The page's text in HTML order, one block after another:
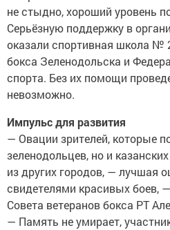
не стыдно, хороший уровень
Серьёзную поддержку в
оказали спортивная школа №
бокса Зеленодольска и
спорта. Без их помощи
невозможно.
Импульс для развития
— Овации зрителей, которые
зеленодольцев, но и
из других городов, — лучшая
свидетелями красивых боев,
Совета ветеранов бокса РТ
— Память не умирает,